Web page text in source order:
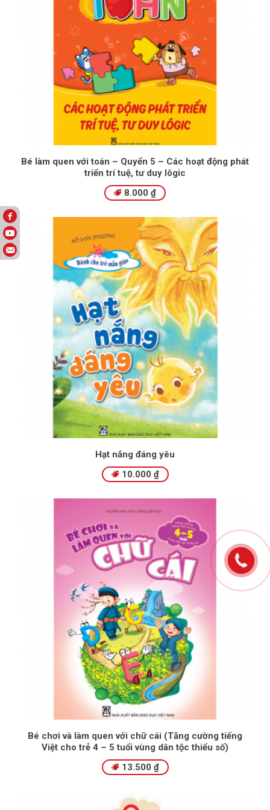
Bé làm quen với toán – Quyển 5 – Các hoạt động phát
triển trí tuệ, tư duy lôgic
8.000 ₫
Hạt nắng đáng yêu
10.000 ₫
Bé chơi và làm quen với chữ cái (Tăng cường tiếng
Việt cho trẻ 4 – 5 tuổi vùng dân tộc thiểu số)
13.500 ₫